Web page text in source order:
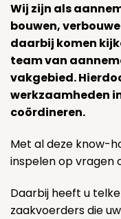
Wij zijn als
bouwen,
daarbij komen
team van
vakgebied.
werkzaamheden
coördineren.
Met al deze know-
inspelen op vragen
Daarbij heeft u
zaakvoerders die